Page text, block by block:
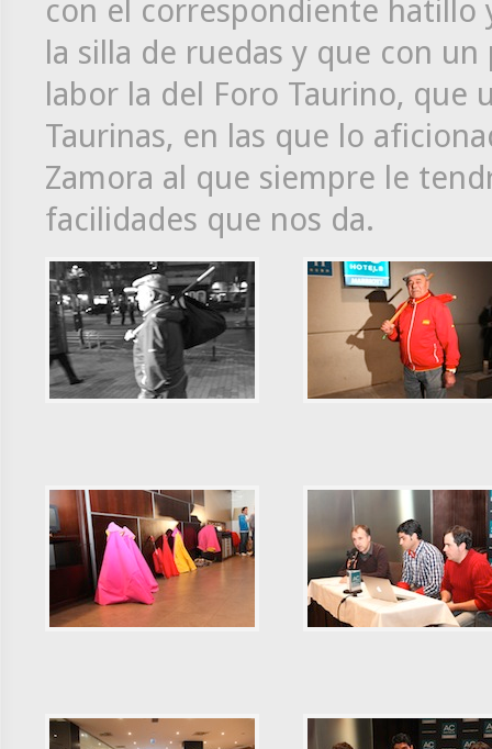
con el correspondiente hatillo
la silla de ruedas y que con
labor la del Foro Taurino, que
Taurinas, en las que lo
Zamora al que siempre le
facilidades que nos da.